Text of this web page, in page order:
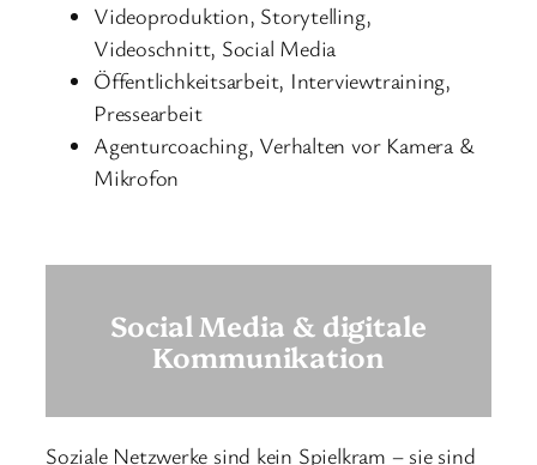
Videoproduktion, Storytelling,
Videoschnitt, Social Media
Öffentlichkeitsarbeit, Interviewtraining,
Pressearbeit
Agenturcoaching, Verhalten vor Kamera &
Mikrofon
Social Media & digitale
Kommunikation
Soziale Netzwerke sind kein Spielkram – sie sind